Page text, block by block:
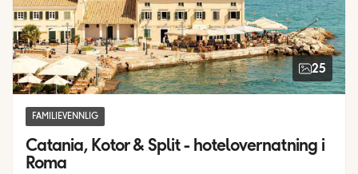
25
FAMILIEVENNLIG
Catania, Kotor & Split - hotelovernatning i
Roma